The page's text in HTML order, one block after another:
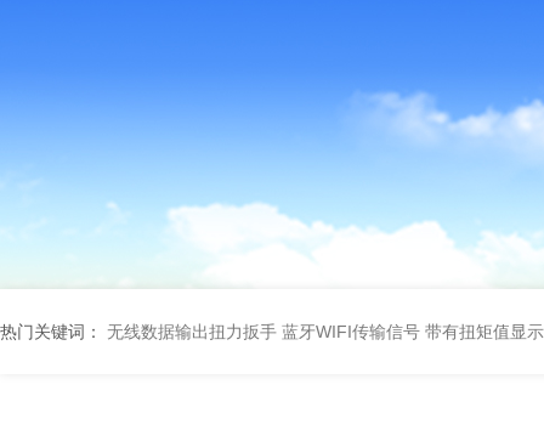
热门关键词： 无线数据输出扭力扳手 蓝牙WIFI传输信号 带有扭矩值显